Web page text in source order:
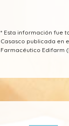
* Esta información fue
Casasco publicada en
Farmacéutico Edifarm